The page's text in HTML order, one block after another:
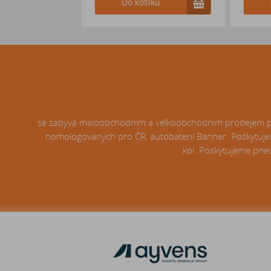
se zabývá maloobchodním a velkoobchodním prodejem
homologovaných pro ČR, autobaterií Banner.
kol. Poskytujeme